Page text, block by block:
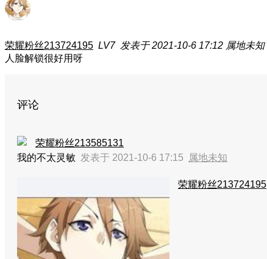
荣耀粉丝213724195 LV7 发表于 2021-10-6 17:12 属地未知
人脸解锁很好用呀
评论
荣耀粉丝213585131
我的不太灵敏 发表于 2021-10-6 17:15 属地未知
荣耀粉丝213724195